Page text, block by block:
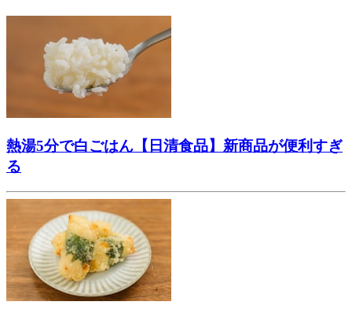
熱湯5分で白ごはん【日清食品】新商品が便利すぎ
る